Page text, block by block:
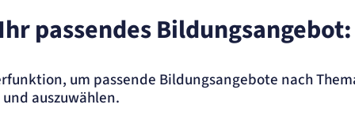
passendes Bildungsangebot:
um passende Bildungsangebote nach
auszuwählen.